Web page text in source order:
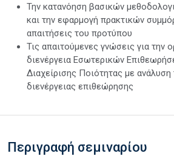
Την κατανόηση βασικών
και την εφαρμογή πρακτικών
απαιτήσεις του προτύπου
Τις απαιτούμενες γνώσεις για την
διενέργεια Εσωτερικών
Διαχείρισης Ποιότητας με
διενέργειας επιθεώρησης
Περιγραφή σεμιναρίου